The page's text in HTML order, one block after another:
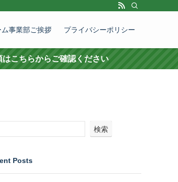
事業部ご挨拶 プライバシーポリシー
確認ください
検索
Posts